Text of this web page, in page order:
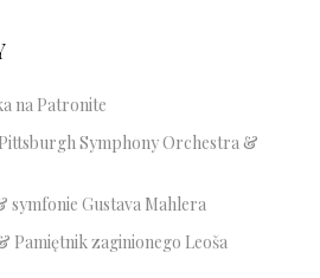
na Patronite
Symphony Orchestra &
symfonie Gustava Mahlera
Pamiętnik zaginionego Leoša